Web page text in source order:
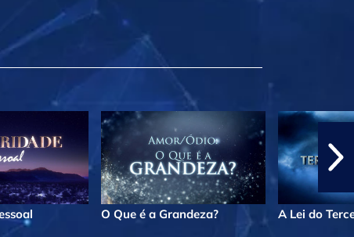
O Que é a Grandeza? A Lei do